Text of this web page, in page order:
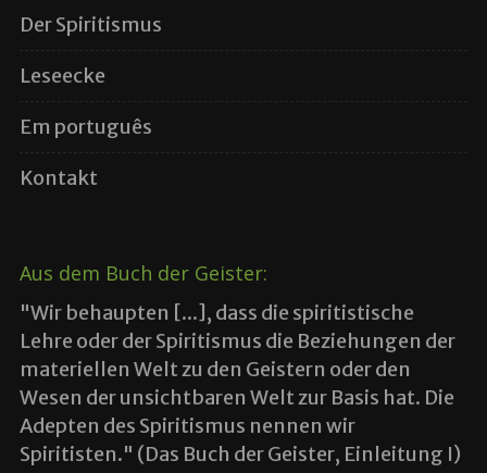
Der Spiritismus
Leseecke
Em português
Kontakt
Aus dem Buch der Geister:
"Wir behaupten [...], dass die spiritistische
Lehre oder der Spiritismus die Beziehungen der
materiellen Welt zu den Geistern oder den
Wesen der unsichtbaren Welt zur Basis hat. Die
Adepten des Spiritismus nennen wir
Spiritisten." (Das Buch der Geister, Einleitung I)